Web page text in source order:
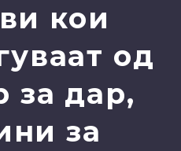
кои
од
за дар,
за